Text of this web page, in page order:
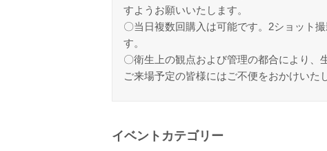
すようお願いいたします。
〇当日複数回購入は可能です。2ショット
す。
〇衛生上の観点および管理の都合により、
ご来場予定の皆様にはご不便をおかけいた
イベントカテゴリー